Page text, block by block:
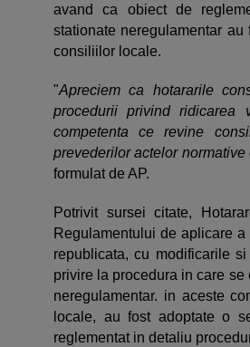
avand ca obiect de
stationate neregulamentar
consiliilor locale.
"Apreciem ca hotararile
procedurii privind ridicarea
competenta ce revine
prevederilor actelor
formulat de AP.
Potrivit sursei citate,
Regulamentului de aplicare
republicata, cu modificarile
privire la procedura in care
neregulamentar. in aceste
locale, au fost adoptate o
reglementat in detaliu